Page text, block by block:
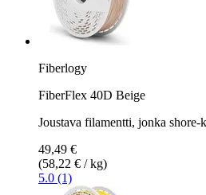
Fiberlogy
FiberFlex 40D Beige
Joustava filamentti, jonka
49,49 €
(58,22 € / kg)
5.0 (1)